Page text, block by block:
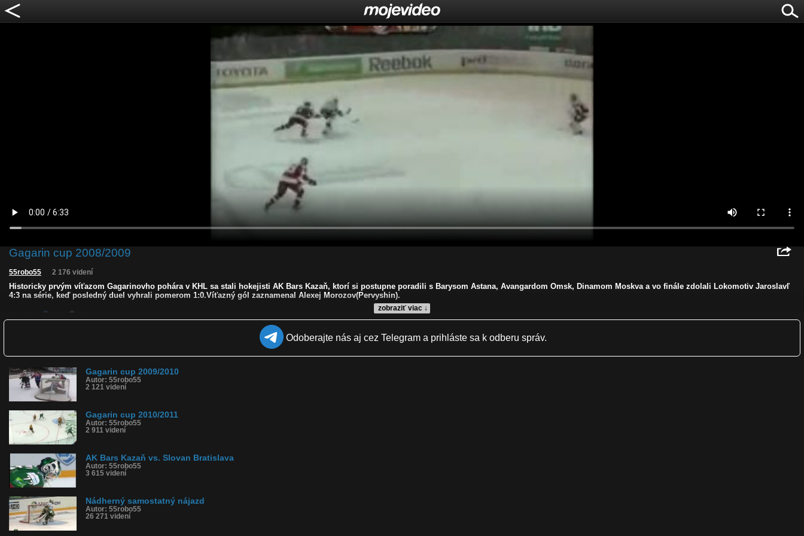
Gagarin cup 2008/2009
zobraziť viac ↓
55robo55 2 176 videní
Historicky prvým víťazom Gagarinovho pohára v KHL sa stali hokejisti AK Bars Kazaň, ktorí si postupne poradili s Barysom Astana, Avangardom Omsk, Dinamom Moskva a vo finále zdolali Lokomotiv Jaroslavľ
4:3 na série, keď posledný duel vyhrali pomerom 1:0.Víťazný gól zaznamenal Alexej Morozov(Pervyshin).
Obľúbené: 0
Dľžka: 6:33
Kategória: športy
Tagy: ak, bars, kazan, khl, gagarin, hokej, rusko, slovensko, cup, finale, playoff
História sledovanosti videa:
Odoberajte nás aj cez Telegram a prihláste sa k odberu správ.
Gagarin cup 2009/2010
Autor: 55robo55
2 121 videní
Gagarin cup 2010/2011
Autor: 55robo55
2 911 videní
AK Bars Kazaň vs. Slovan Bratislava
Autor: 55robo55
3 615 videní
Nádherný samostatný nájazd
Autor: 55robo55
26 271 videní